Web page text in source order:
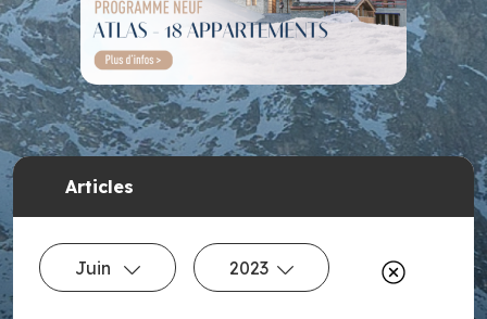
Articles
Juin 2023